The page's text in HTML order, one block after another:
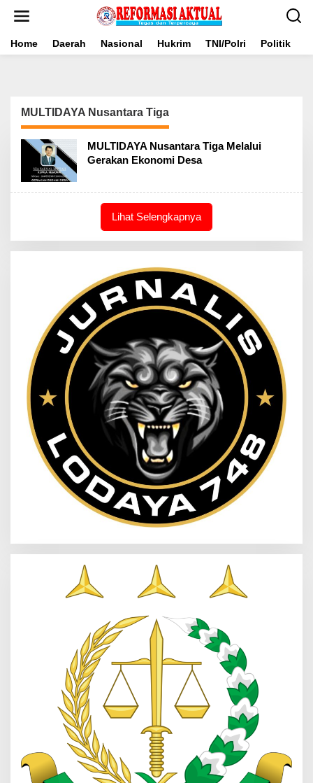
Home Daerah Nasional Hukrim TNI/Polri Politik
MULTIDAYA Nusantara Tiga
MULTIDAYA Nusantara Tiga Melalui
Gerakan Ekonomi Desa
Lihat Selengkapnya